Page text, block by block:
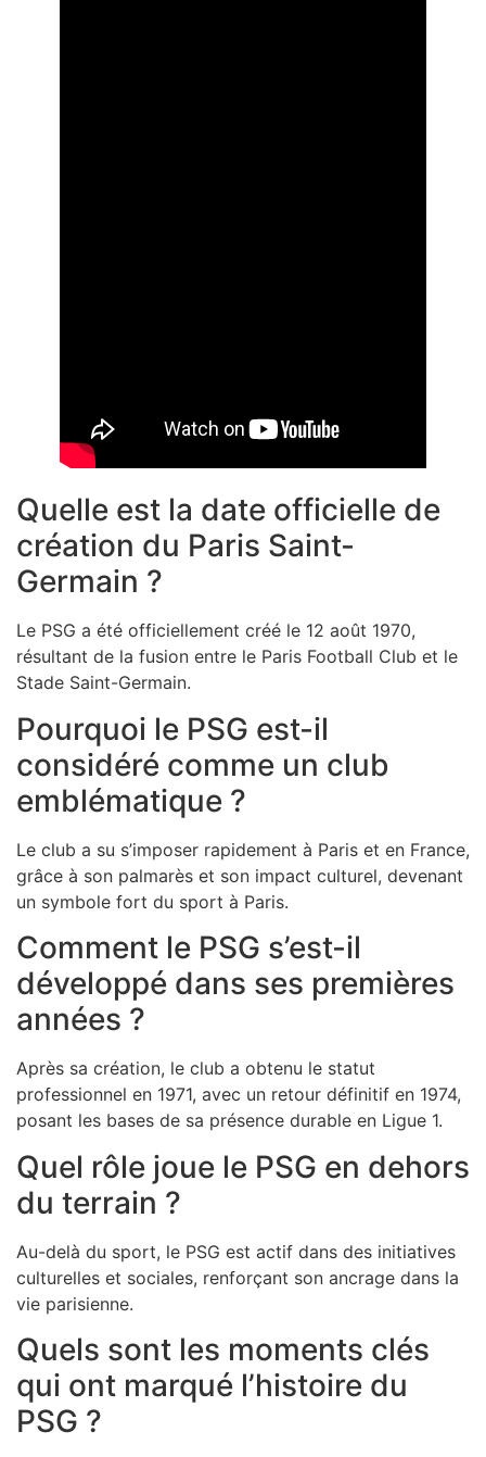
Quelle est la date officielle de
création du Paris Saint-
Germain ?
Le PSG a été officiellement créé le 12 août 1970,
résultant de la fusion entre le Paris Football Club et le
Stade Saint-Germain.
Pourquoi le PSG est-il
considéré comme un club
emblématique ?
Le club a su s’imposer rapidement à Paris et en France,
grâce à son palmarès et son impact culturel, devenant
un symbole fort du sport à Paris.
Comment le PSG s’est-il
développé dans ses premières
années ?
Après sa création, le club a obtenu le statut
professionnel en 1971, avec un retour définitif en 1974,
posant les bases de sa présence durable en Ligue 1.
Quel rôle joue le PSG en dehors
du terrain ?
Au-delà du sport, le PSG est actif dans des initiatives
culturelles et sociales, renforçant son ancrage dans la
vie parisienne.
Quels sont les moments clés
qui ont marqué l’histoire du
PSG ?